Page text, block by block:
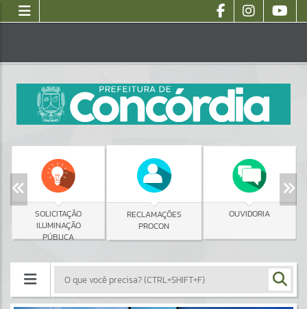
SOLICITAÇÃO
ILUMINAÇÃO
PÚBLICA
RECLAMAÇÕES
PROCON
OUVIDORIA